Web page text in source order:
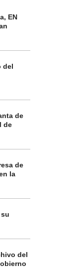
EN
del
de
de
de
la
del